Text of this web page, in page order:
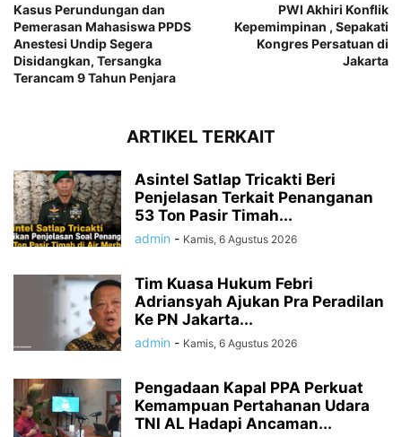
Kasus Perundungan dan
Pemerasan Mahasiswa PPDS
Anestesi Undip Segera
Disidangkan, Tersangka
Terancam 9 Tahun Penjara
PWI Akhiri Konflik
Kepemimpinan , Sepakati
Kongres Persatuan di
Jakarta
ARTIKEL TERKAIT
Asintel Satlap Tricakti Beri
Penjelasan Terkait Penanganan
53 Ton Pasir Timah...
admin - Kamis, 6 Agustus 2026
Tim Kuasa Hukum Febri
Adriansyah Ajukan Pra Peradilan
Ke PN Jakarta...
admin - Kamis, 6 Agustus 2026
Pengadaan Kapal PPA Perkuat
Kemampuan Pertahanan Udara
TNI AL Hadapi Ancaman...